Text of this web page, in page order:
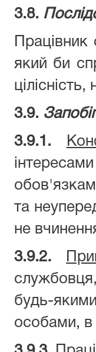
3.8.
який би
3.9.
3.9.1.
та
не
3.9.2.
будь-
особами, в